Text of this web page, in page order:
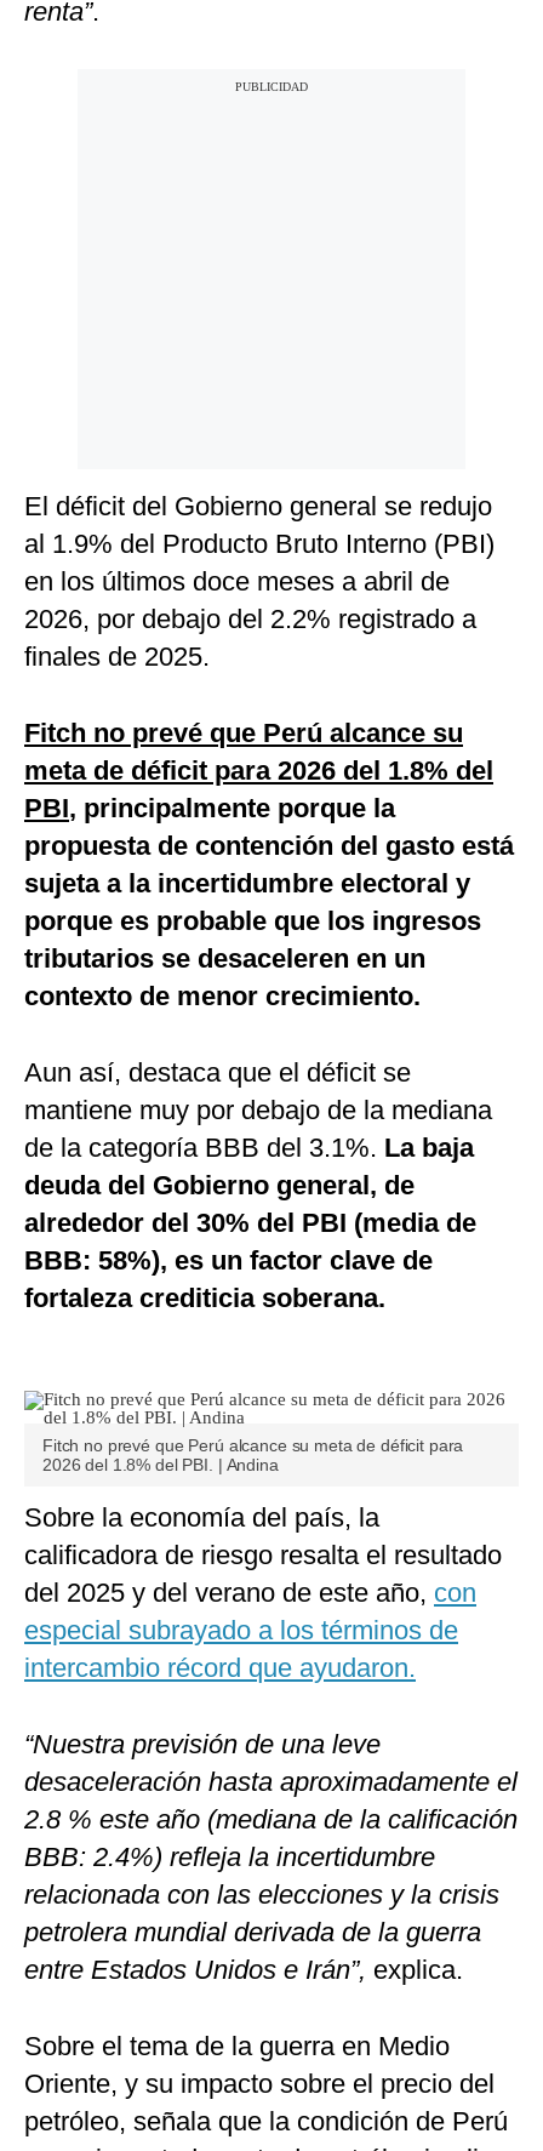
renta”.
El déficit del Gobierno general se redujo
al 1.9% del Producto Bruto Interno (PBI)
en los últimos doce meses a abril de
2026, por debajo del 2.2% registrado a
finales de 2025.
Fitch no prevé que Perú alcance su
meta de déficit para 2026 del 1.8% del
PBI, principalmente porque la
propuesta de contención del gasto está
sujeta a la incertidumbre electoral y
porque es probable que los ingresos
tributarios se desaceleren en un
contexto de menor crecimiento.
Aun así, destaca que el déficit se
mantiene muy por debajo de la mediana
de la categoría BBB del 3.1%. La baja
deuda del Gobierno general, de
alrededor del 30% del PBI (media de
BBB: 58%), es un factor clave de
fortaleza crediticia soberana.
Fitch no prevé que Perú alcance su meta de déficit para
2026 del 1.8% del PBI. | Andina
Sobre la economía del país, la
calificadora de riesgo resalta el resultado
del 2025 y del verano de este año, con
especial subrayado a los términos de
intercambio récord que ayudaron.
“Nuestra previsión de una leve
desaceleración hasta aproximadamente el
2.8 % este año (mediana de la calificación
BBB: 2.4%) refleja la incertidumbre
relacionada con las elecciones y la crisis
petrolera mundial derivada de la guerra
entre Estados Unidos e Irán”, explica.
Sobre el tema de la guerra en Medio
Oriente, y su impacto sobre el precio del
petróleo, señala que la condición de Perú